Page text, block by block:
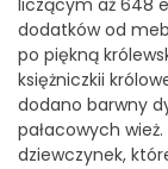
dodatków od
po piękną
księżniczkii
dodano barwny
pałacowych
dziewczynek,